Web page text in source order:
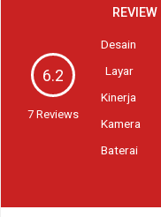
REVIEW
6.2
7 Reviews
Desain
Layar
Kinerja
Kamera
Baterai